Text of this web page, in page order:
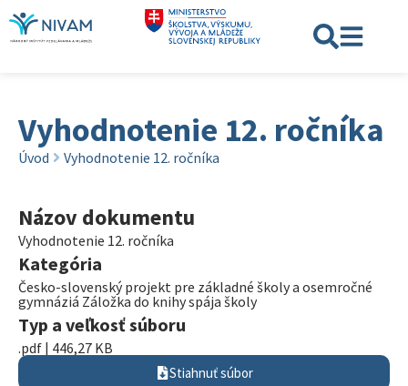
Vyhodnotenie 12. ročníka
Úvod Vyhodnotenie 12. ročníka
Názov dokumentu
Vyhodnotenie 12. ročníka
Kategória
Česko-slovenský projekt pre základné školy a osemročné
gymnáziá Záložka do knihy spája školy
Typ a veľkosť súboru
.pdf | 446,27 KB
Stiahnuť súbor